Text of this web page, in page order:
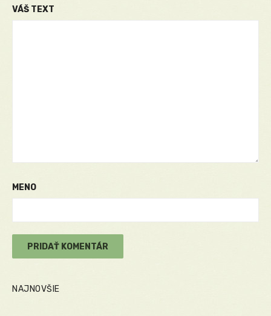
VÁŠ TEXT
MENO
NAJNOVŠIE